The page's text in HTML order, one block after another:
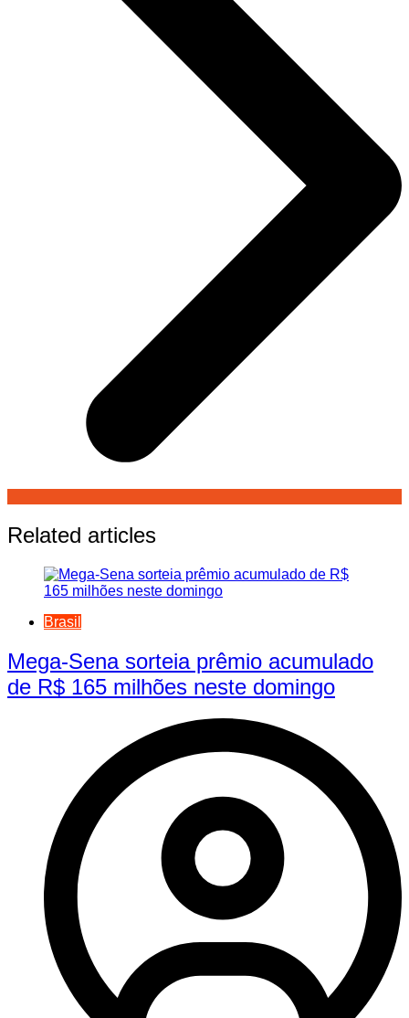
Related articles
Brasil
Mega-Sena sorteia prêmio acumulado
de R$ 165 milhões neste domingo